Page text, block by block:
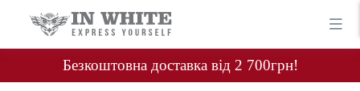
Безкоштовна доставка від 2 700грн!